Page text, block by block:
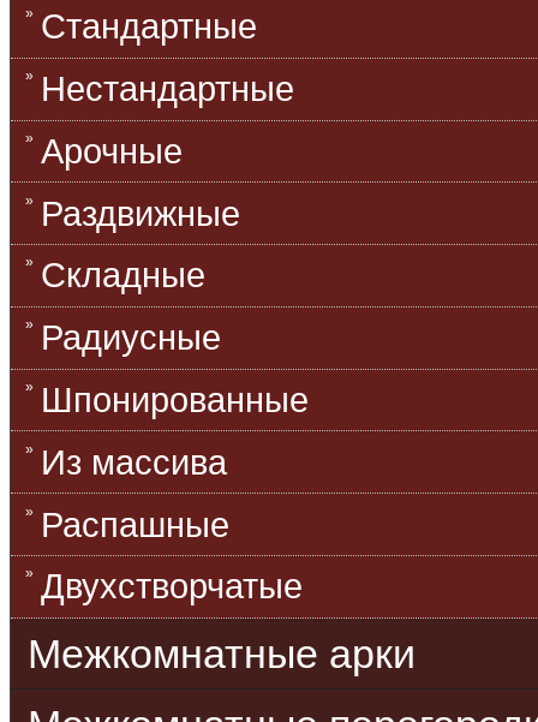
Стандартные
Нестандартные
Арочные
Раздвижные
Складные
Радиусные
Шпонированные
Из массива
Распашные
Двухстворчатые
Межкомнатные арки